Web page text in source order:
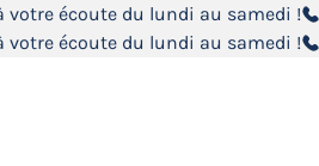
votre écoute du lundi au samedi !
votre écoute du lundi au samedi !